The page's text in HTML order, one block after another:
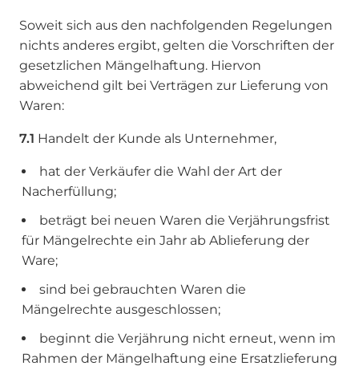
Soweit sich aus den nachfolgenden Regelungen
nichts anderes ergibt, gelten die Vorschriften der
gesetzlichen Mängelhaftung. Hiervon
abweichend gilt bei Verträgen zur Lieferung von
Waren:
7.1 Handelt der Kunde als Unternehmer,
hat der Verkäufer die Wahl der Art der
Nacherfüllung;
beträgt bei neuen Waren die Verjährungsfrist
für Mängelrechte ein Jahr ab Ablieferung der
Ware;
sind bei gebrauchten Waren die
Mängelrechte ausgeschlossen;
beginnt die Verjährung nicht erneut, wenn im
Rahmen der Mängelhaftung eine Ersatzlieferung